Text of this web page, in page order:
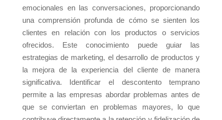
emocionales en las conversaciones, proporcionando
una comprensión profunda de cómo se sienten los
clientes en relación con los productos o servicios
ofrecidos. Este conocimiento puede guiar las
estrategias de marketing, el desarrollo de productos y
la mejora de la experiencia del cliente de manera
significativa. Identificar el descontento temprano
permite a las empresas abordar problemas antes de
que se conviertan en problemas mayores, lo que